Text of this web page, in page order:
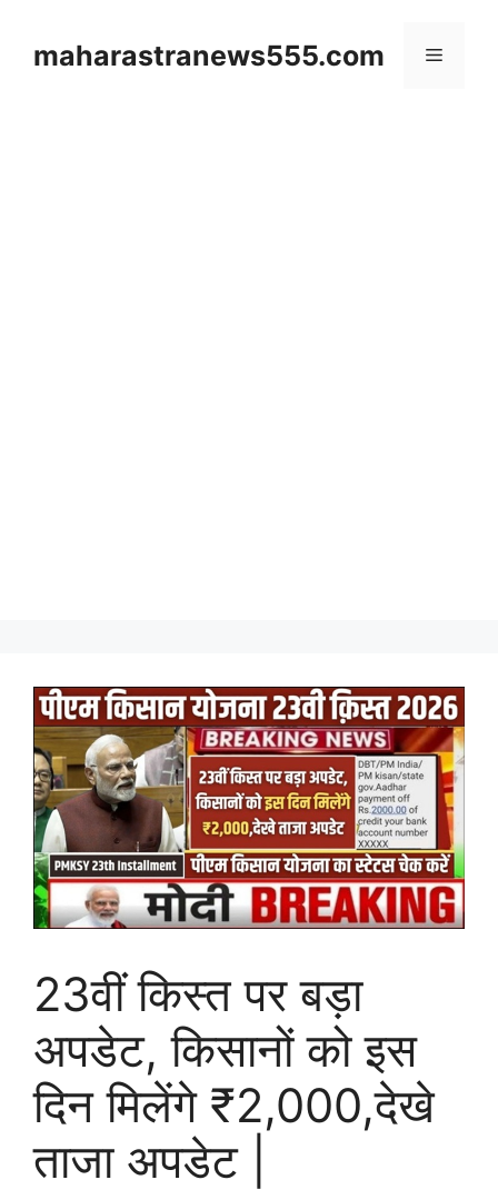
contentmaharastranews555.com Menu
23वीं किस्त पर बड़ा
अपडेट, किसानों को इस
दिन मिलेंगे ₹2,000,देखे
ताजा अपडेट |